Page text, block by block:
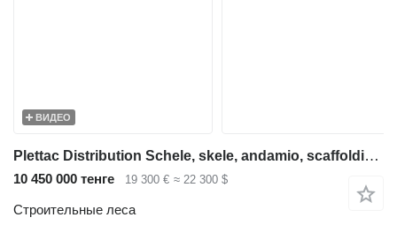
ВИДЕО
Plettac Distribution Schele, skele, andamio, scaffolding, pastoliai, tellingud, Steel
10 450 000 тенге 19 300 € ≈ 22 300 $
Строительные леса